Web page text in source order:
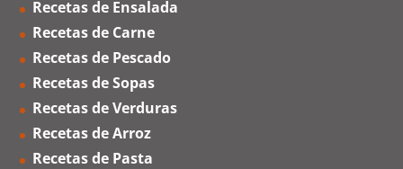
Recetas de Ensalada
Recetas de Carne
Recetas de Pescado
Recetas de Sopas
Recetas de Verduras
Recetas de Arroz
Recetas de Pasta